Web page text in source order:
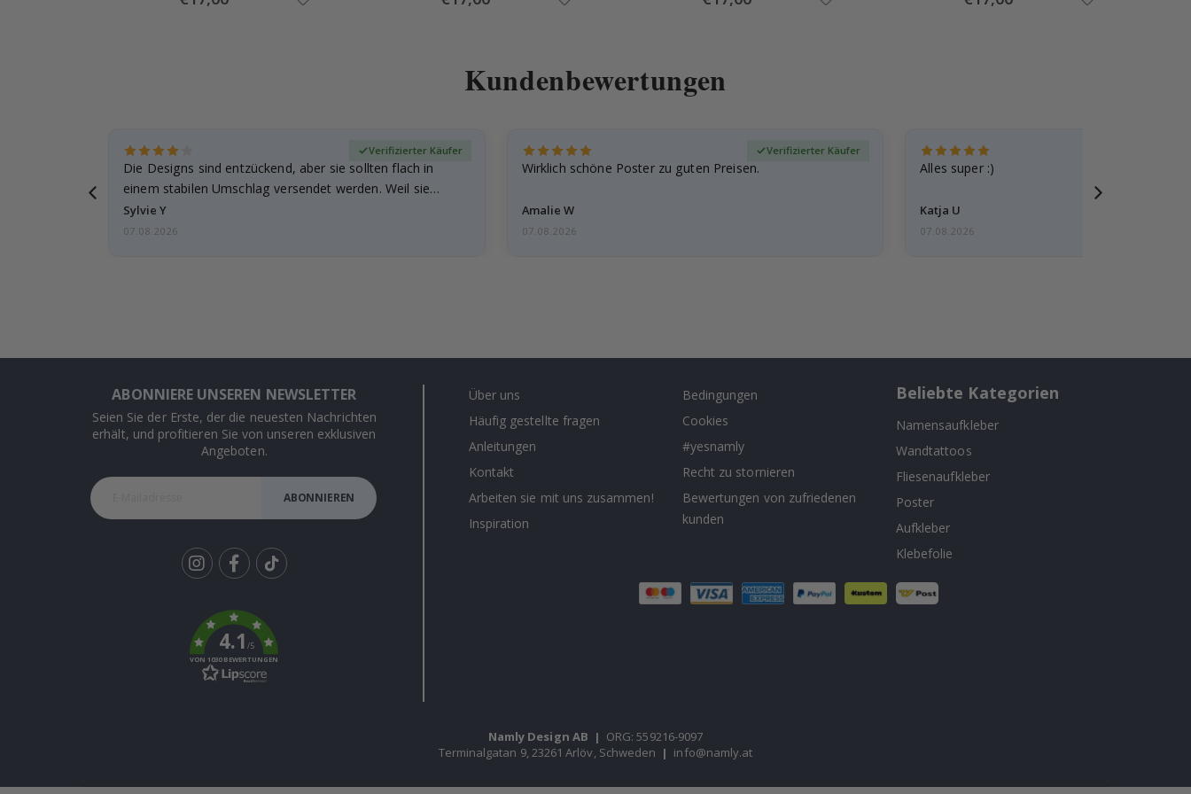
Price Price Price Price
Kundenbewertungen
Die Designs sind entzückend, aber sie sollten flach in
einem stabilen Umschlag versendet werden. Weil sie…
Sylvie Y
Verifizierter Käufer
07.08.2026
Wirklich schöne Poster zu guten Preisen.
Amalie W
Verifizierter Käufer
07.08.2026
Alles super :)
Katja U
07.08.2026
ABONNIERE UNSEREN NEWSLETTER
Seien Sie der Erste, der die neuesten Nachrichten
erhält, und profitieren Sie von unseren exklusiven
Angeboten.
ABONNIEREN
k
4.1/5
VON 1030 BEWERTUNGEN
Über uns
Häufig gestellte fragen
Anleitungen
Kontakt
Arbeiten sie mit uns zusammen!
Inspiration
Bedingungen
Cookies
#yesnamly
Recht zu stornieren
Bewertungen von zufriedenen
kunden
Beliebte Kategorien
Namensaufkleber
Wandtattoos
Fliesenaufkleber
Poster
Aufkleber
Klebefolie
Namly Design AB | ORG: 559216-9097
Terminalgatan 9, 23261 Arlöv, Schweden | info@namly.at